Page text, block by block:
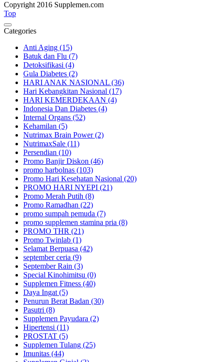
Copyright 2016 Supplemen.com
Top
Categories
Anti Aging (15)
Batuk dan Flu (7)
Detoksifikasi (4)
Gula Diabetes (2)
HARI ANAK NASIONAL (36)
Hari Kebangkitan Nasional (17)
HARI KEMERDEKAAN (4)
Indonesia Dan Diabetes (4)
Internal Organs (52)
Kehamilan (5)
Nutrimax Brain Power (2)
NutrimaxSale (11)
Persendian (10)
Promo Banjir Diskon (46)
promo harbolnas (103)
Promo Hari Kesehatan Nasional (20)
PROMO HARI NYEPI (21)
Promo Merah Putih (8)
Promo Ramadhan (22)
promo sumpah pemuda (7)
promo supplemen stamina pria (8)
PROMO THR (21)
Promo Twinlab (1)
Selamat Berpuasa (42)
september ceria (9)
September Rain (3)
Special Kinohimitsu (0)
Supplemen Fitness (40)
Daya Ingat (5)
Penurun Berat Badan (30)
Pasutri (8)
Supplemen Payudara (2)
Hipertensi (11)
PROSTAT (5)
Supplemen Tulang (25)
Imunitas (44)